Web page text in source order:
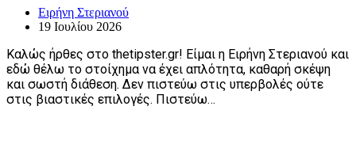
Ειρήνη Στεριανού
19 Ιουλίου 2026
Καλώς ήρθες στο thetipster.gr! Είμαι η Ειρήνη Στεριανού και
εδώ θέλω το στοίχημα να έχει απλότητα, καθαρή σκέψη
και σωστή διάθεση. Δεν πιστεύω στις υπερβολές ούτε
στις βιαστικές επιλογές. Πιστεύω…